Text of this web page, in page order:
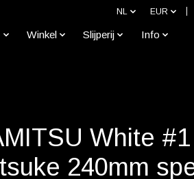
NL EUR
Winkel Slijperij Info
White #1
240mm